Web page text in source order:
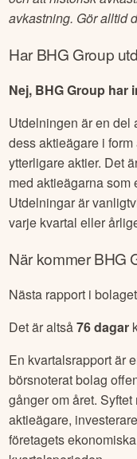
avkastning. Gör alltid
HarBHG Group
Nej, BHG Group har
Utdelningen är en del
dess aktieägare i
ytterligare aktier. Det
med aktieägarna som
Utdelningar är
varje kvartal eller
När kommerBHG
Nästa rapport i
Det är altså76dagar
En kvartalsrapport är
börsnoterat bolag
gånger om året.
aktieägare,
företagets